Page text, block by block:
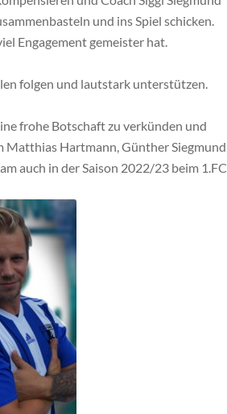
und ins Spiel schicken.
Engagement gemeister hat.
folgen und lautstark unterstützen.
frohe Botschaft zu verkünden und
Matthias Hartmann, Günther Siegmund
auch in der Saison 2022/23 beim 1.FC